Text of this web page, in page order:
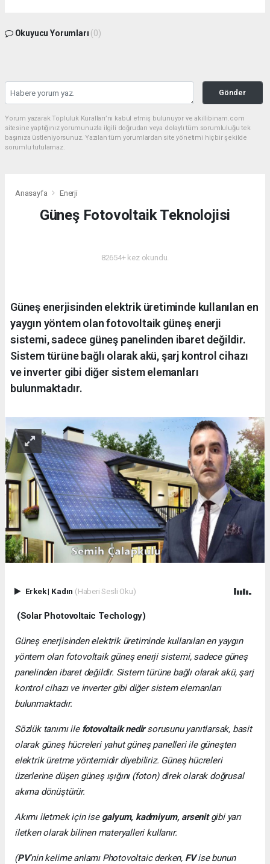
Okuyucu Yorumları (0)
Gönder
Yorum yazarak Topluluk Kuralları’nı kabul etmiş bulunuyor ve akillibinam.com
sitesine yaptığınız yorumunuzla ilgili doğrudan veya dolaylı tüm sorumluluğu tek
başınıza üstleniyorsunuz. Yazılan tüm yorumlardan site yönetimi hiçbir şekilde
sorumlu tutulamaz.
Anasayfa Enerji
Güneş Fotovoltaik Teknolojisi
82654+ kez okundu.
Güneş enerjisinden elektrik üretiminde kullanılan en
yaygın yöntem olan fotovoltaik güneş enerji
sistemi, sadece güneş panelinden ibaret değildir.
Sistem türüne bağlı olarak akü, şarj kontrol cihazı
ve inverter gibi diğer sistem elemanları
bulunmaktadır.
Erkek| Kadın (Haberi Sesli Oku)
(Solar Photovoltaic Techology)
Güneş enerjisinden elektrik üretiminde kullanılan en yaygın
yöntem olan fotovoltaik güneş enerji sistemi, sadece güneş
panelinden ibaret değildir. Sistem türüne bağlı olarak akü, şarj
kontrol cihazı ve inverter gibi diğer sistem elemanları
bulunmaktadır.
Sözlük tanımı ile fotovoltaik nedirsorusunu yanıtlarsak, basit
olarak güneş hücreleri yahut güneş panelleri ile güneşten
elektrik üretme yöntemidir diyebiliriz. Güneş hücreleri
üzerlerine düşen güneş ışığını (foton) direk olarak doğrusal
akıma dönüştürür.
Akımı iletmek için ise galyum, kadmiyum, arsenitgibi yarı
iletken olarak bilinen materyalleri kullanır.
(PV’nin kelime anlamı Photovoltaic derken, FVise bunun